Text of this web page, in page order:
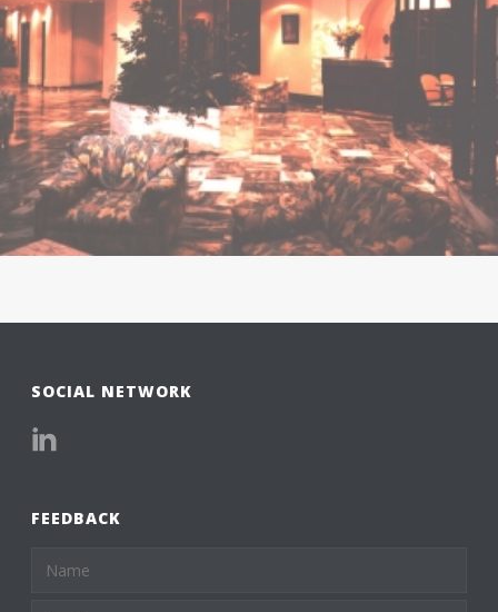
SOCIAL NETWORK
FEEDBACK